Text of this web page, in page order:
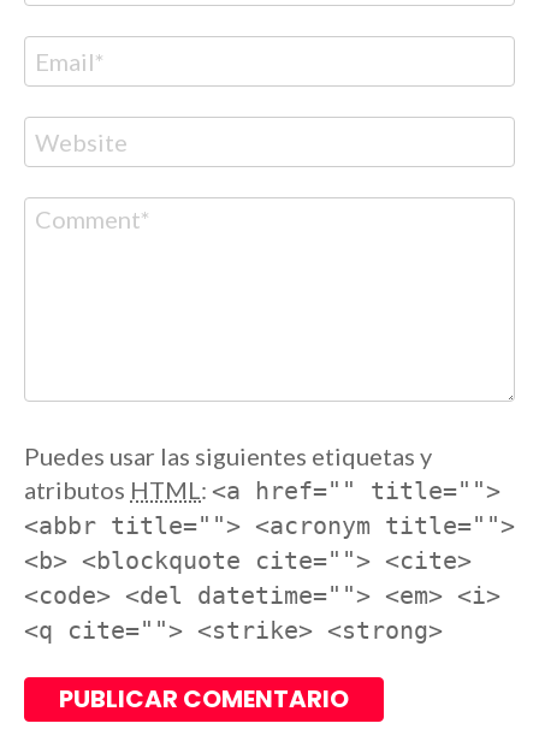
Correo
electrónico
Web
Comentario
Puedes usar las siguientes etiquetas y
atributos HTML: <a href="" title="">
<abbr title=""> <acronym title="">
<b> <blockquote cite=""> <cite>
<code> <del datetime=""> <em> <i>
<q cite=""> <strike> <strong>